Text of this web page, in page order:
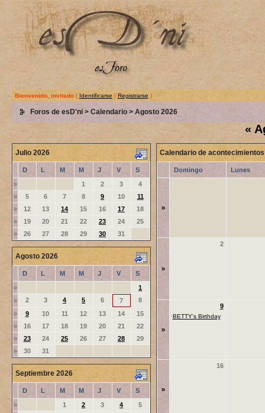
Bienvenido, invitado( Identificarse | Registrarse )
Foros de esD'ni> Calendario> Agosto 2026
«
Julio 2026
D L M M J V
S
»
1 2 3
4
»
5 6 7 8 9 10
11
»
12 13 14 15 16 17
18
»
19 20 21 22 23 24
25
»
26 27 28 29 30 31
Agosto 2026
D L M M J V
S
»
1
»
2 3 4 5 6 7
8
»
9 10 11 12 13 14
15
»
16 17 18 19 20 21
22
»
23 24 25 26 27 28
29
»
30 31
Septiembre 2026
D L M M J V
S
»
1 2 3 4
5
Calendario de acontecimientos
Domingo Lunes
»
»
2
»
9
·BETTY's Birthday
»
16